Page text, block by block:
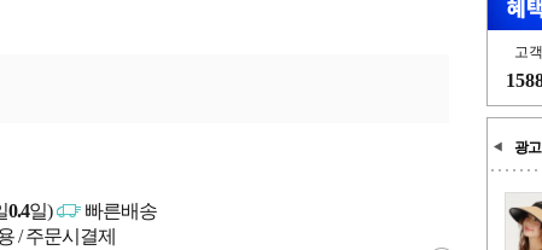
고
광고
0.4일)
빠른배송
/ 주문시결제